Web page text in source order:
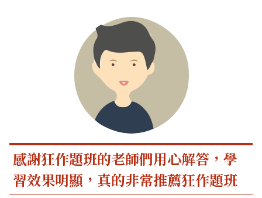
感謝狂作題班的老師們用心解答，學
習效果明顯，真的非常推薦狂作題班